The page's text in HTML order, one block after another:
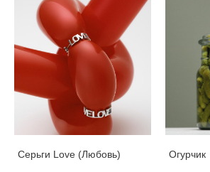
Серьги Love (Любовь) Огурчик